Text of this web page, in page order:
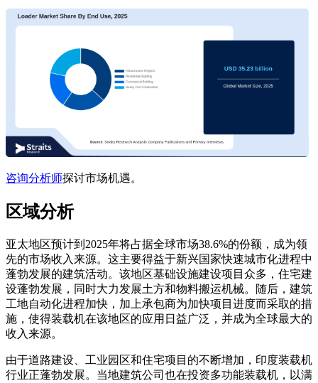
咨询分析师探讨市场机遇。
区域分析
亚太地区预计到2025年将占据全球市场38.6%的份额，成为领
先的市场收入来源。这主要得益于新兴国家快速城市化进程中
蓬勃发展的建筑活动。该地区基础设施建设项目众多，住宅建
设蓬勃发展，同时大力发展土方和物料搬运机械。随后，建筑
工地自动化进程加快，加上承包商为加快项目进度而采取的措
施，使得装载机在该地区的应用日益广泛，并成为全球最大的
收入来源。
由于道路建设、工业园区和住宅项目的不断增加，印度装载机
行业正蓬勃发展。当地建筑公司也在投资多功能装载机，以满